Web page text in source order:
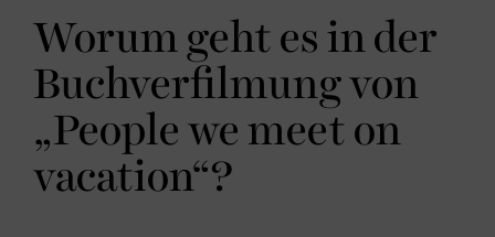
Worum geht es in der
Buchverfilmung von
„People we meet on
vacation“?